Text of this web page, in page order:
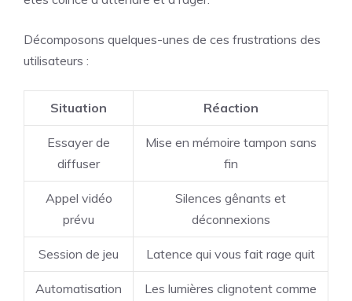
Décomposons quelques-unes de ces frustrations des
utilisateurs :
Situation Réaction
Essayer de
diffuser
Mise en mémoire tampon sans
fin
Appel vidéo
prévu
Silences gênants et
déconnexions
Session de jeu Latence qui vous fait rage quit
Automatisation
Les lumières clignotent comme